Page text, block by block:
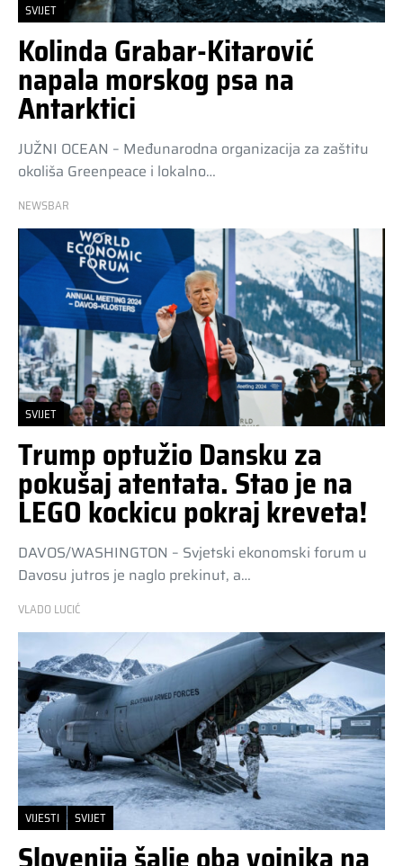
SVIJET
Kolinda Grabar-Kitarović
napala morskog psa na
Antarktici
JUŽNI OCEAN – Međunarodna organizacija za zaštitu
okoliša Greenpeace i lokalno…
NEWSBAR
SVIJET
Trump optužio Dansku za
pokušaj atentata. Stao je na
LEGO kockicu pokraj kreveta!
DAVOS/WASHINGTON – Svjetski ekonomski forum u
Davosu jutros je naglo prekinut, a…
VLADO LUCIĆ
VIJESTI SVIJET